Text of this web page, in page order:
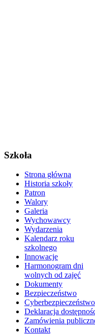
Szkoła
Strona główna
Historia szkoły
Patron
Walory
Galeria
Wychowawcy
Wydarzenia
Kalendarz roku
szkolnego
Innowacje
Harmonogram dni
wolnych od zajęć
Dokumenty
Bezpieczeństwo
Cyberbezpieczeństwo
Deklaracja
Zamówienia
Kontakt